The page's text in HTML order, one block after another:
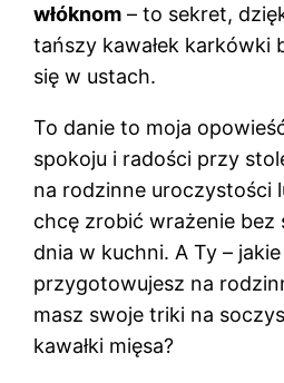
włóknom – to sekret,
tańszy kawałek karkówki
się w ustach.
To danie to moja
spokoju i radości przy
na rodzinne uroczystości
chcę zrobić wrażenie bez
dnia w kuchni. A Ty –
przygotowujesz na
masz swoje triki na
kawałki mięsa?